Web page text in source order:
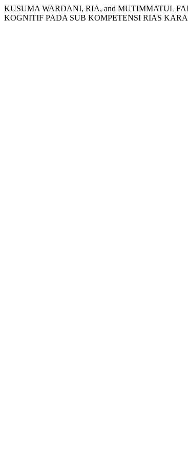
KUSUMA WARDANI, RIA, and MUTIMMATUL
KOGNITIF PADA SUB KOMPETENSI RIAS